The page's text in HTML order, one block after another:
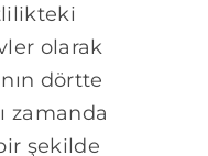
olarak
dörtte
zamanda
şekilde